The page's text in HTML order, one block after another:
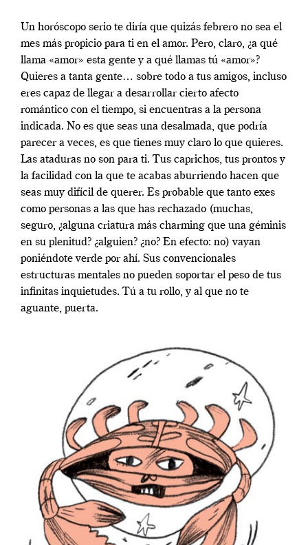
Un horóscopo serio te diría que quizás febrero no sea el
mes más propicio para ti en el amor. Pero, claro, ¿a qué
llama «amor» esta gente y a qué llamas tú «amor»?
Quieres a tanta gente… sobre todo a tus amigos, incluso
eres capaz de llegar a desarrollar cierto afecto
romántico con el tiempo, si encuentras a la persona
indicada. No es que seas una desalmada, que podría
parecer a veces, es que tienes muy claro lo que quieres.
Las ataduras no son para ti. Tus caprichos, tus prontos y
la facilidad con la que te acabas aburriendo hacen que
seas muy difícil de querer. Es probable que tanto exes
como personas a las que has rechazado (muchas,
seguro, ¿alguna criatura más charming que una géminis
en su plenitud? ¿alguien? ¿no? En efecto: no) vayan
poniéndote verde por ahí. Sus convencionales
estructuras mentales no pueden soportar el peso de tus
infinitas inquietudes. Tú a tu rollo, y al que no te
aguante, puerta.